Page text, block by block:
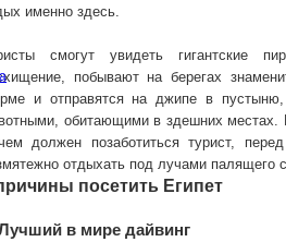
именно здесь.
смогут увидеть гигантские
побывают на берегах
и отправятся на джипе в пустыню,
обитающими в здешних местах.
должен позаботиться турист,
отдыхать под лучами палящего
посетить Египет
в мире дайвинг